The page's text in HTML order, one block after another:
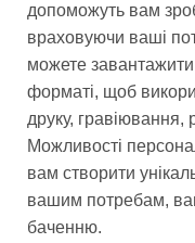
допоможуть вам
враховуючи ваші
можете
форматі, щоб
друку, гравіювання,
Можливості
вам створити
вашим потребам,
баченню.